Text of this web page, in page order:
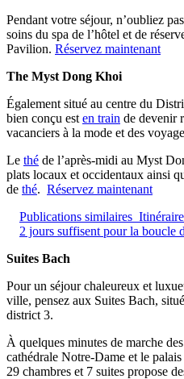
Pendant votre séjour, n’oubliez
soins du spa de l’hôtel et de
Pavilion. Réservez maintenant
The Myst Dong Khoi
Également situé au centre du
bien conçu est en train de devenir
vacanciers à la mode et des
Le thé de l’après-midi au Myst
plats locaux et occidentaux ainsi
de thé. Réservez maintenant
Publications similaires
2 jours suffisent pour la boucle
Suites Bach
Pour un séjour chaleureux et
ville, pensez aux Suites Bach,
district 3.
À quelques minutes de marche des
cathédrale Notre-Dame et le
29 chambres et 7 suites propose